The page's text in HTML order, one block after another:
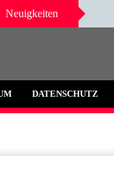
Neuigkeiten
DATENSCHUTZ